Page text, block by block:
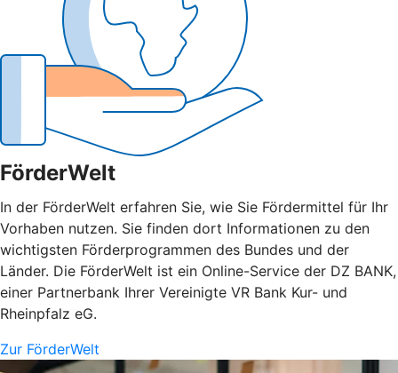
FörderWelt
In der FörderWelt erfahren Sie, wie Sie Fördermittel für Ihr
Vorhaben nutzen. Sie finden dort Informationen zu den
wichtigsten Förderprogrammen des Bundes und der
Länder. Die FörderWelt ist ein Online-Service der DZ BANK,
einer Partnerbank Ihrer Vereinigte VR Bank Kur- und
Rheinpfalz eG.
Zur FörderWelt